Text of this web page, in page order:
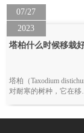
07/27
2023
塔柏什么时候移栽
塔柏（Taxodium
对耐寒的树种，它在